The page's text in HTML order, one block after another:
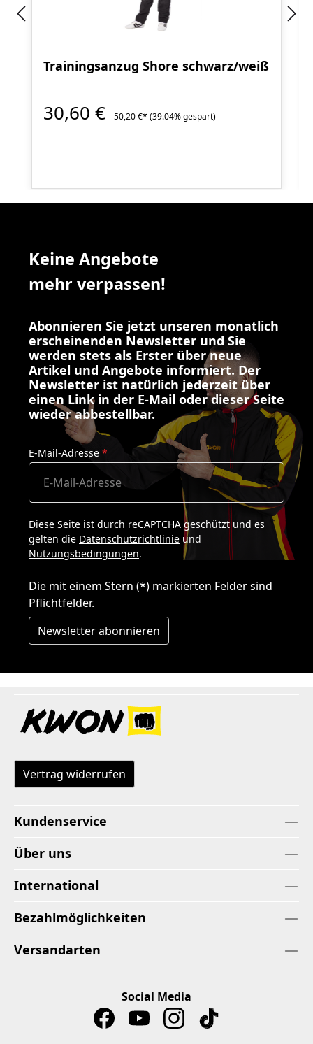
Trainingsanzug Shore schwarz/weiß
30,60 € 50,20 €*(39.04% gespart)
Keine Angebote
mehr verpassen!
Abonnieren Sie jetzt unseren monatlich
erscheinenden Newsletter und Sie
werden stets als Erster über neue
Artikel und Angebote informiert. Der
Newsletter ist natürlich jederzeit über
einen Link in der E-Mail oder dieser Seite
wieder abbestellbar.
E-Mail-Adresse *
Diese Seite ist durch reCAPTCHA geschützt und es
gelten die Datenschutzrichtlinie und
Nutzungsbedingungen.
Die mit einem Stern (*) markierten Felder sind
Pflichtfelder.
Newsletter abonnieren
Vertrag widerrufen
Kundenservice
Über uns
International
Bezahlmöglichkeiten
Versandarten
Social Media